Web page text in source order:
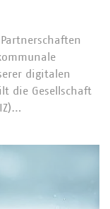
digitalen
die Gesellschaft